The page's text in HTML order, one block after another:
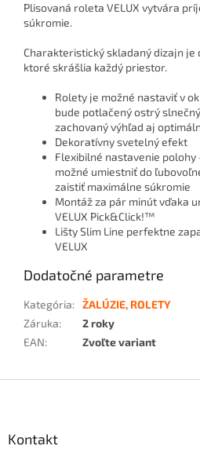
Plisovaná roleta VELUX vytvára
súkromie.
Charakteristický skladaný dizajn je
ktoré skrášlia každý priestor.
Rolety je možné nastaviť v
bude potlačený ostrý
zachovaný výhľad aj
Dekoratívny svetelný efekt
Flexibilné nastavenie polohy
možné umiestniť do
zaistiť maximálne súkromie
Montáž za pár minút vďaka
VELUX Pick&Click!™
Lišty Slim Line perfektne
VELUX
Dodatočné parametre
Kategória: ŽALÚZIE, ROLETY
Záruka:
2 roky
EAN: Zvoľte variant
Kontakt